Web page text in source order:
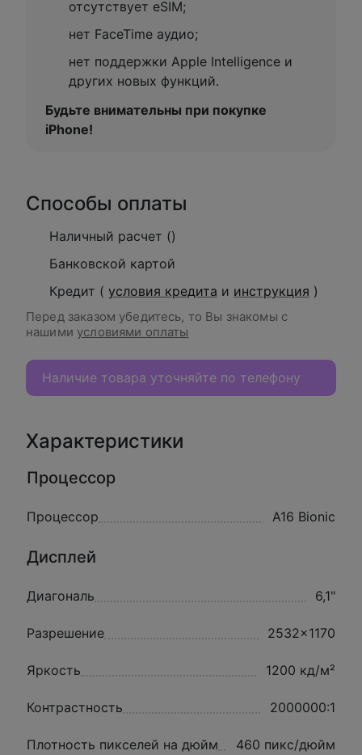
отсутствует eSIM;
нет FaceTime аудио;
нет поддержки Apple Intelligence и
других новых функций.
Будьте внимательны при покупке
iPhone!
Способы оплаты
Наличный расчет ()
Банковской картой
Кредит ( условия кредита и инструкция )
Перед заказом убедитесь, то Вы знакомы с
нашими условиями оплаты
Наличие товара уточняйте по телефону
Характеристики
Процессор
Процессор A16 Bionic
Дисплей
Диагональ 6,1"
Разрешение 2532x1170
Яркость 1200 кд/м²
Контрастность 2000000:1
Плотность пикселей на дюйм 460 пикс/дюйм